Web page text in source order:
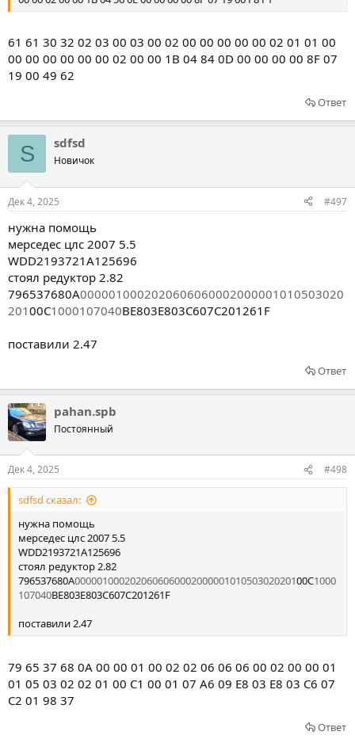
61 61 30 32 02 03 00 03 00 02 00 00 00 00 00 02 01 01 00
00 00 00 00 00 00 02 00 00 1B 04 84 0D 00 00 00 00 8F 07
19 00 49 62
Ответ
S sdfsd
Новичок
Дек 4, 2025 #497
нужна помощь
мерседес цлс 2007 5.5
WDD2193721A125696
стоял редуктор 2.82
796537680A0000010002020606060002000001010503020
20100C1000107040BE803E803C607C201261F
поставили 2.47
Ответ
pahan.spb
Постоянный
Дек 4, 2025 #498
sdfsd сказал:
нужна помощь
мерседес цлс 2007 5.5
WDD2193721A125696
стоял редуктор 2.82
796537680A000001000202060606000200000101050302020100C1000
107040BE803E803C607C201261F
поставили 2.47
79 65 37 68 0A 00 00 01 00 02 02 06 06 06 00 02 00 00 01
01 05 03 02 02 01 00 C1 00 01 07 A6 09 E8 03 E8 03 C6 07
C2 01 98 37
Ответ